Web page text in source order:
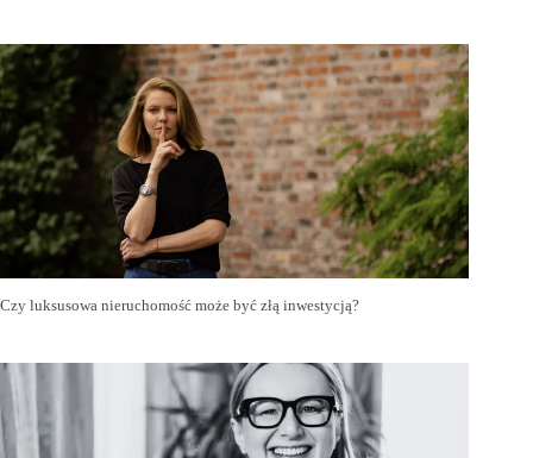
Czy luksusowa nieruchomość może być złą inwestycją?